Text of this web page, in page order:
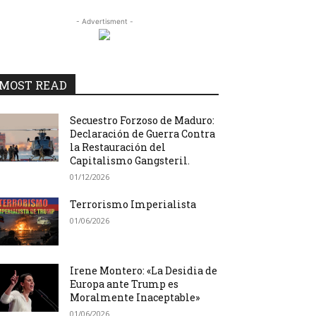
- Advertisment -
READ
Secuestro Forzoso de Maduro:
Declaración de Guerra Contra
la Restauración del
Capitalismo Gangsteril.
01/12/2026
Terrorismo Imperialista
01/06/2026
Irene Montero: «La Desidia de
Europa ante Trump es
Moralmente Inaceptable»
01/06/2026